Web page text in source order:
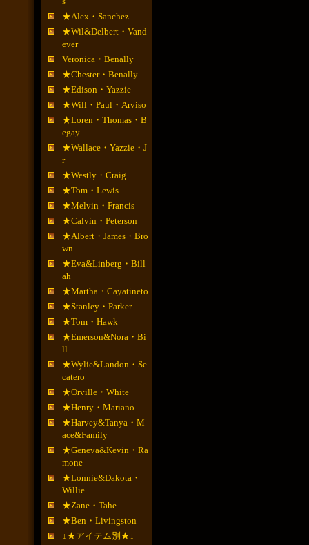
★Alex・Sanchez
★Wil&Delbert・Vand
ever
Veronica・Benally
★Chester・Benally
★Edison・Yazzie
★Will・Paul・Arviso
★Loren・Thomas・B
egay
★Wallace・Yazzie・J
r
★Westly・Craig
★Tom・Lewis
★Melvin・Francis
★Calvin・Peterson
★Albert・James・Bro
wn
★Eva&Linberg・Bill
ah
★Martha・Cayatineto
★Stanley・Parker
★Tom・Hawk
★Emerson&Nora・Bi
ll
★Wylie&Landon・Se
catero
★Orville・White
★Henry・Mariano
★Harvey&Tanya・M
ace&Family
★Geneva&Kevin・Ra
mone
★Lonnie&Dakota・
Willie
★Zane・Tahe
★Ben・Livingston
↓★アイテム別★↓